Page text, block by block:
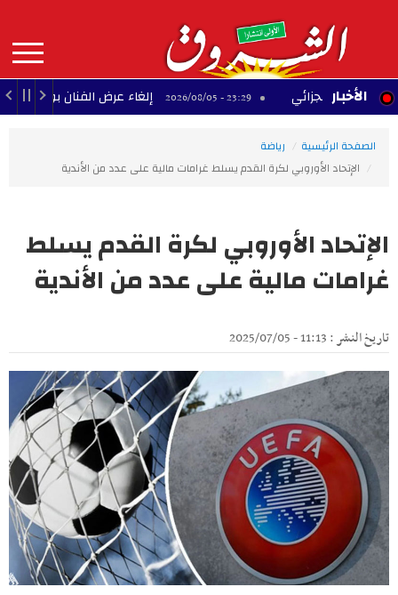
contenu
principal
MAIN
NAVIGATION الأخبار
الجزائي 23:29 - 2026/08/05 إلغاء عرض الفنان بودشار ضمن
الصفحة الرئيسية
رياضة
الإتحاد الأوروبي لكرة القدم يسلط غرامات مالية على عدد من الأندية
الإتحاد الأوروبي لكرة القدم يسلط
غرامات مالية على عدد من الأندية
تاريخ النشر : 11:13 - 2025/07/05